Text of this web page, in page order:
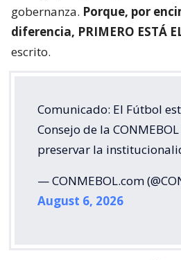
gobernanza. Porque, por
diferencia, PRIMERO ESTÁ
escrito.
Comunicado: El Fútbol
Consejo de la
preservar la
— CONMEBOL.com
August 6, 2026